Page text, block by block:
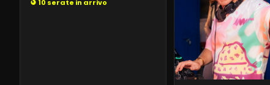
10 serate in arrivo